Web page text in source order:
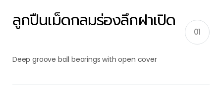
ลูกปืนเม็ดกลมร่องลึกฝาเปิด
01
Deep groove ball bearings with open cover